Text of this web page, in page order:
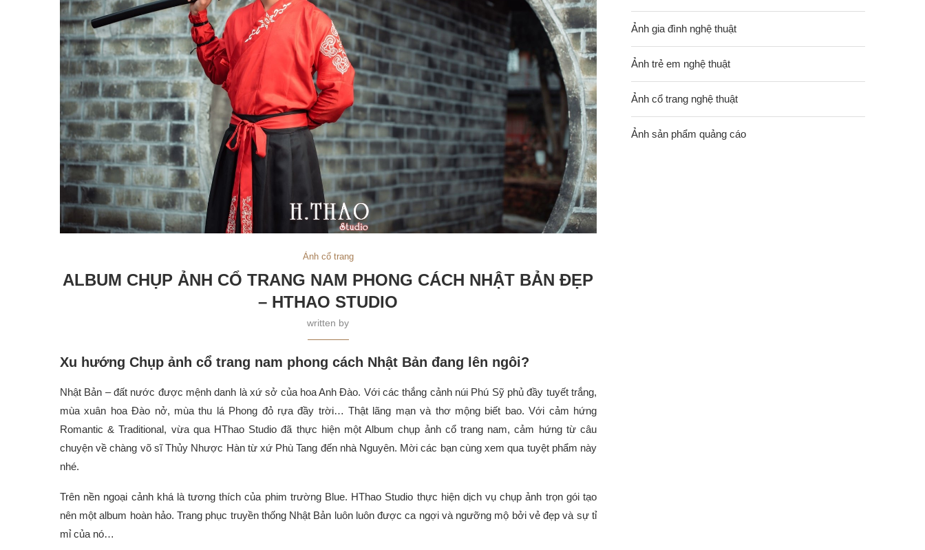
Ảnh cổ trang
ALBUM CHỤP ẢNH CỔ TRANG NAM PHONG CÁCH NHẬT BẢN ĐẸP
– HTHAO STUDIO
written by
Xu hướng Chụp ảnh cổ trang nam phong cách Nhật Bản đang lên ngôi?
Nhật Bản – đất nước được mệnh danh là xứ sở của hoa Anh Đào. Với các thắng cảnh núi Phú Sỹ phủ đầy tuyết trắng,
mùa xuân hoa Đào nở, mùa thu lá Phong đỏ rựa đầy trời… Thật lãng mạn và thơ mộng biết bao. Với cảm hứng
Romantic & Traditional, vừa qua HThao Studio đã thực hiện một Album chụp ảnh cổ trang nam, cảm hứng từ câu
chuyện về chàng võ sĩ Thủy Nhược Hàn từ xứ Phù Tang đến nhà Nguyên. Mời các bạn cùng xem qua tuyệt phẩm này
nhé.
Trên nền ngoại cảnh khá là tương thích của phim trường Blue. HThao Studio thực hiện dịch vụ chụp ảnh trọn gói tạo
nên một album hoàn hảo. Trang phục truyền thống Nhật Bản luôn luôn được ca ngợi và ngưỡng mộ bởi vẻ đẹp và sự tỉ
mỉ của nó…
Ảnh gia đình nghệ thuật
Ảnh trẻ em nghệ thuật
Ảnh cổ trang nghệ thuật
Ảnh sản phẩm quảng cáo